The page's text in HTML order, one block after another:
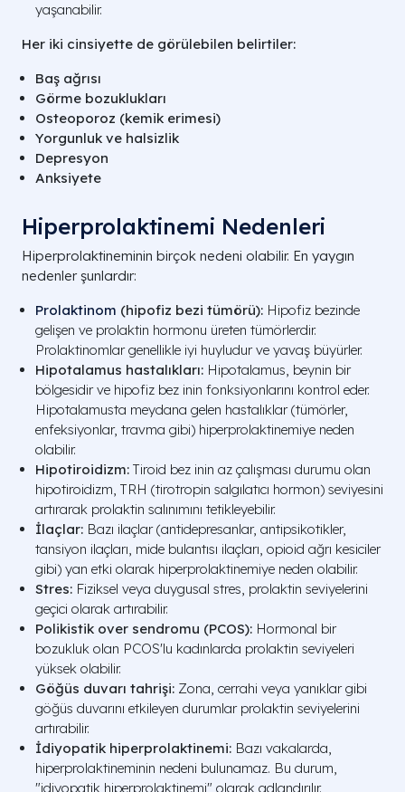
yaşanabilir.
Her iki cinsiyette de görülebilen belirtiler:
Baş ağrısı
Görme bozuklukları
Osteoporoz (kemik erimesi)
Yorgunluk ve halsizlik
Depresyon
Anksiyete
Hiperprolaktinemi Nedenleri
Hiperprolaktineminin birçok nedeni olabilir. En yaygın
nedenler şunlardır:
Prolaktinom (hipofiz bezi tümörü): Hipofiz bezinde
gelişen ve prolaktin hormonu üreten tümörlerdir.
Prolaktinomlar genellikle iyi huyludur ve yavaş büyürler.
Hipotalamus hastalıkları: Hipotalamus, beynin bir
bölgesidir ve hipofiz bez inin fonksiyonlarını kontrol eder.
Hipotalamusta meydana gelen hastalıklar (tümörler,
enfeksiyonlar, travma gibi) hiperprolaktinemiye neden
olabilir.
Hipotiroidizm: Tiroid bez inin az çalışması durumu olan
hipotiroidizm, TRH (tirotropin salgılatıcı hormon) seviyesini
artırarak prolaktin salınımını tetikleyebilir.
İlaçlar: Bazı ilaçlar (antidepresanlar, antipsikotikler,
tansiyon ilaçları, mide bulantısı ilaçları, opioid ağrı kesiciler
gibi) yan etki olarak hiperprolaktinemiye neden olabilir.
Stres: Fiziksel veya duygusal stres, prolaktin seviyelerini
geçici olarak artırabilir.
Polikistik over sendromu (PCOS): Hormonal bir
bozukluk olan PCOS'lu kadınlarda prolaktin seviyeleri
yüksek olabilir.
Göğüs duvarı tahrişi: Zona, cerrahi veya yanıklar gibi
göğüs duvarını etkileyen durumlar prolaktin seviyelerini
artırabilir.
İdiyopatik hiperprolaktinemi: Bazı vakalarda,
hiperprolaktineminin nedeni bulunamaz. Bu durum,
"idiyopatik hiperprolaktinemi" olarak adlandırılır.